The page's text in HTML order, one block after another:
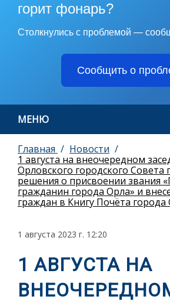
горит фонарь?
Столкнулись с проблемой —
Сообщить о
МЕНЮ
Главная
Новости
1 августа на внеочередном
Орловского городского Совета
решения о присвоении звания
гражданин города Орла» и
граждан в Книгу Почёта города
1 августа 2023 г. 12:20
1 АВГУСТА НА